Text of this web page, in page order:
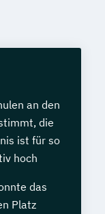
an den
die
ist für so
hoch
das
Platz